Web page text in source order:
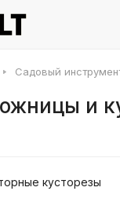
Садовый
и
кусторезы